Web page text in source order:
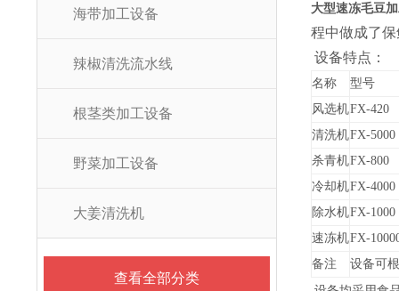
海带加工设备
辣椒清洗流水线
根茎类加工设备
野菜加工设备
大姜清洗机
查看全部分类
大型速冻毛豆
程中做成了
设备特点：
名称
型号
风选机FX-420
清洗机FX-5000
杀青机FX-800
冷却机FX-4000
除水机FX-1000
速冻机FX-
备注
设备可